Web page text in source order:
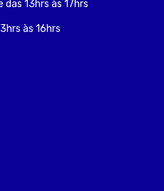
das 13hrs às 17hrs
às 16hrs